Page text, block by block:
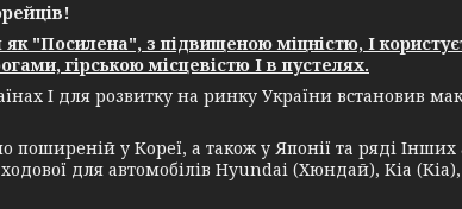
"Посилена", з підвищеною міцністю, І
гірською місцевістю І в пустелях.
І для розвитку на ринку України встановив
у Кореї, а також у Японії та ряді Інших
для автомобілів Hyundai (Хюндай), Kia